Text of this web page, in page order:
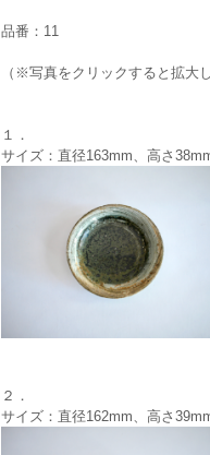
品番：11
（※写真をクリックすると拡大
１．
サイズ：直径163mm、高さ
２．
サイズ：直径162mm、高さ